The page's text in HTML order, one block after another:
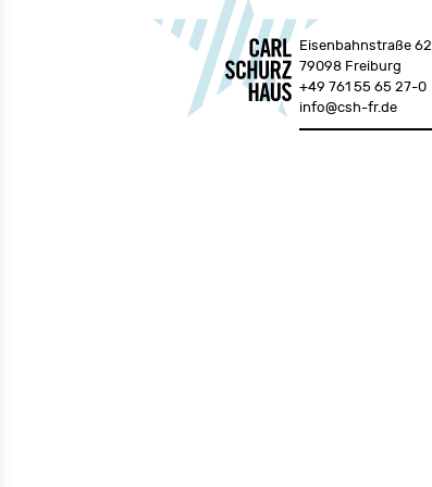
Eisenbahnstraße 62
79098 Freiburg
+49 761 55 65 27-0
info@csh-fr.de